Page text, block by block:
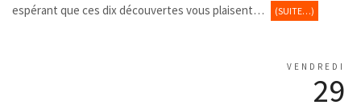
espérant que ces dix découvertes vous plaisent…
(SUITE…)
VENDREDI
29